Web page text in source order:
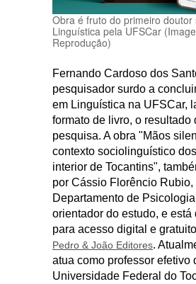
Obra é fruto do primeiro doutor
Linguística pela UFSCar
Reprodução)
Fernando Cardoso dos
pesquisador surdo a
em Linguística na UFSCar,
formato de livro, o resultado
pesquisa. A obra "Mãos
contexto sociolinguístico
interior de Tocantins",
por Cássio Florêncio Rubio,
Departamento de
orientador do estudo, e está
para acesso digital e
Pedro & João Editores.
atua como professor efetivo
Universidade Federal do